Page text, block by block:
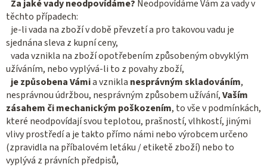
Za jaké vady neodpovídáme? Neodpovídáme Vám za vady v
těchto případech:
je-li vada na zboží v době převzetí a pro takovou vadu je
sjednána sleva z kupní ceny,
vada vznikla na zboží opotřebením způsobeným obvyklým
užíváním, nebo vyplývá-li to z povahy zboží,
je způsobena Vámia vznikla nesprávnýmskladováním,
nesprávnou údržbou, nesprávným způsobem užívání,Vaším
zásahem či mechanickým poškozením, to vše v podmínkách,
které neodpovídají svou teplotou, prašností, vlhkostí, jinými
vlivy prostředí a je takto přímo námi nebo výrobcem určeno
(zpravidla na příbalovém letáku / etiketě zboží) nebo to
vyplývá z právních předpisů,